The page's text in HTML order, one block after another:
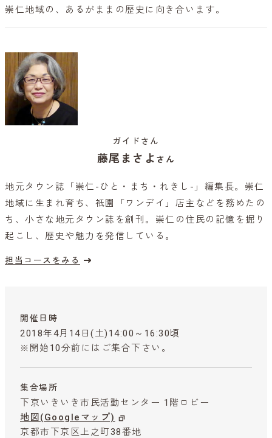
崇仁地域の、あるがままの歴史に向き合います。
ガイドさん
藤尾まさよ さん
地元タウン誌「崇仁-ひと・まち・れきし-」編集長。崇仁
地域に生まれ育ち、祇園「ワンデイ」店主などを務めたの
ち、小さな地元タウン誌を創刊。崇仁の住民の記憶を掘り
起こし、歴史や魅力を発信している。
担当コースをみる
開催日時
2018年4月14日(土)14:00～16:30頃
※開始10分前にはご集合下さい。
集合場所
下京いきいき市民活動センター 1階ロビー
地図(Googleマップ)
京都市下京区上之町38番地